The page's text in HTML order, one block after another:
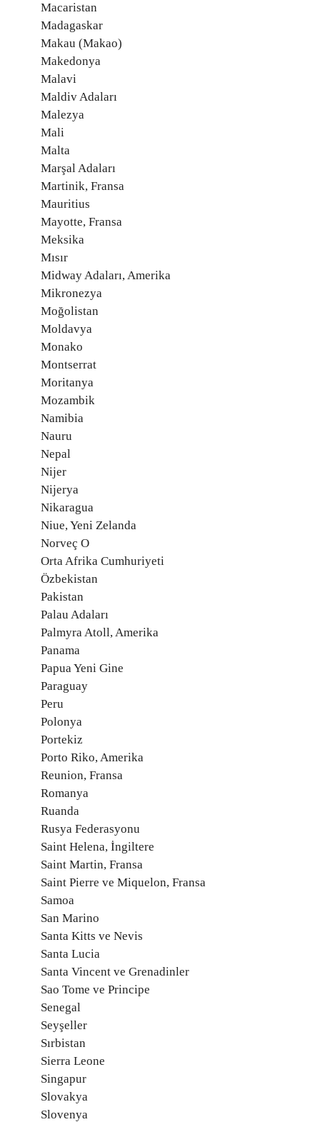
Macaristan
Madagaskar
Makau (Makao)
Makedonya
Malavi
Maldiv Adaları
Malezya
Mali
Malta
Marşal Adaları
Martinik, Fransa
Mauritius
Mayotte, Fransa
Meksika
Mısır
Midway Adaları, Amerika
Mikronezya
Moğolistan
Moldavya
Monako
Montserrat
Moritanya
Mozambik
Namibia
Nauru
Nepal
Nijer
Nijerya
Nikaragua
Niue, Yeni Zelanda
Norveç O
Orta Afrika Cumhuriyeti
Özbekistan
Pakistan
Palau Adaları
Palmyra Atoll, Amerika
Panama
Papua Yeni Gine
Paraguay
Peru
Polonya
Portekiz
Porto Riko, Amerika
Reunion, Fransa
Romanya
Ruanda
Rusya Federasyonu
Saint Helena, İngiltere
Saint Martin, Fransa
Saint Pierre ve Miquelon, Fransa
Samoa
San Marino
Santa Kitts ve Nevis
Santa Lucia
Santa Vincent ve Grenadinler
Sao Tome ve Principe
Senegal
Seyşeller
Sırbistan
Sierra Leone
Singapur
Slovakya
Slovenya